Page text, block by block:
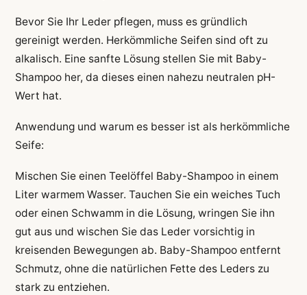
Bevor Sie Ihr Leder pflegen, muss es gründlich
gereinigt werden. Herkömmliche Seifen sind oft zu
alkalisch. Eine sanfte Lösung stellen Sie mit Baby-
Shampoo her, da dieses einen nahezu neutralen pH-
Wert hat.
Anwendung und warum es besser ist als herkömmliche
Seife:
Mischen Sie einen Teelöffel Baby-Shampoo in einem
Liter warmem Wasser. Tauchen Sie ein weiches Tuch
oder einen Schwamm in die Lösung, wringen Sie ihn
gut aus und wischen Sie das Leder vorsichtig in
kreisenden Bewegungen ab. Baby-Shampoo entfernt
Schmutz, ohne die natürlichen Fette des Leders zu
stark zu entziehen.